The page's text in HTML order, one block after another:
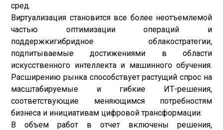
сред.
Виртуализация становится все более неотъемлемой
частью оптимизации операций и
поддержкигибридное облакостратегии,
подпитываемые достижениями в области
искусственного интеллекта и машинного обучения.
Расширению рынка способствует растущий спрос на
масштабируемые и гибкие ИТ-решения,
соответствующие меняющимся потребностям
бизнеса и инициативам цифровой трансформации.
В объем работ в отчет включены решения,